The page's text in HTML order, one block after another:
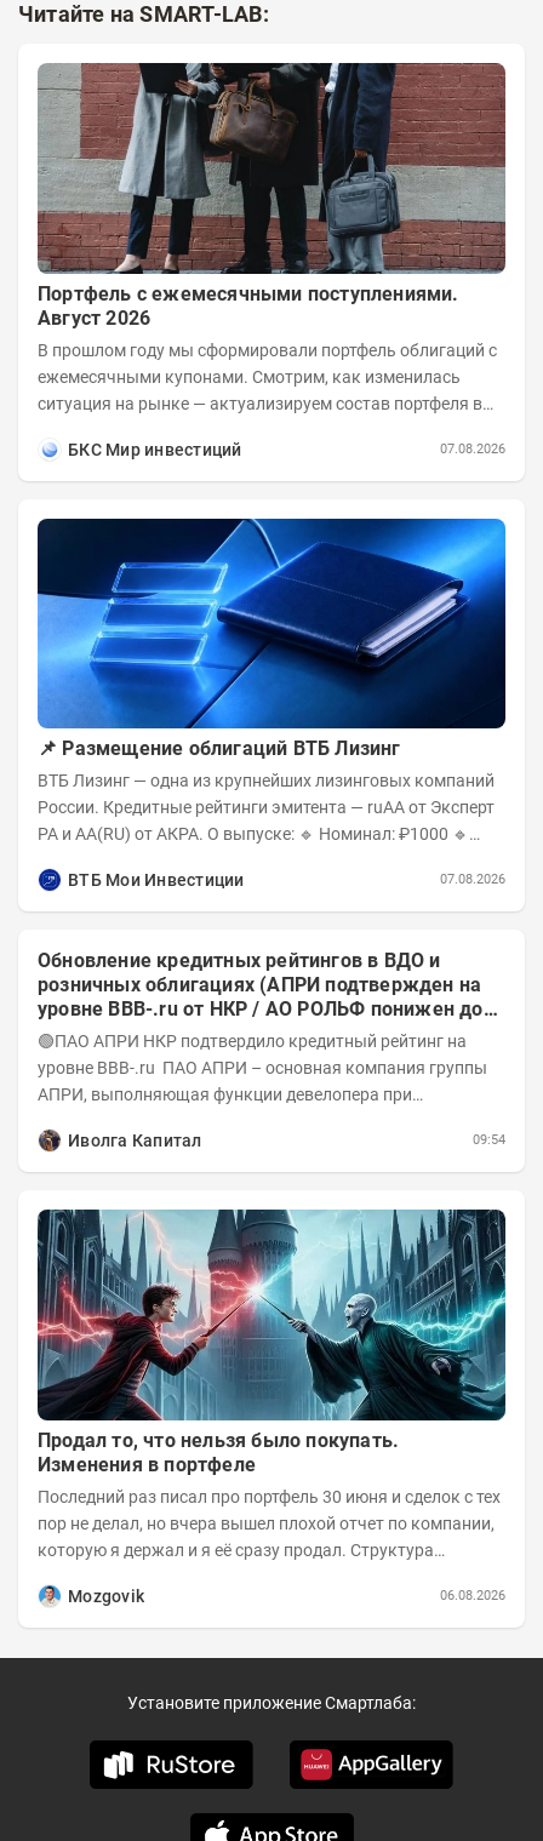
Читайте на SMART-LAB:
Портфель с ежемесячными поступлениями.
Август 2026
В прошлом году мы сформировали портфель облигаций с
ежемесячными купонами. Смотрим, как изменилась
ситуация на рынке — актуализируем состав портфеля в
БКС Мир инвестиций
07.08.2026
📌 Размещение облигаций ВТБ Лизинг
ВТБ Лизинг — одна из крупнейших лизинговых компаний
России. Кредитные рейтинги эмитента — ruAA от Эксперт
РА и AA(RU) от АКРА. О выпуске: 🔹 Номинал: ₽1000 🔹
ВТБ Мои Инвестиции
07.08.2026
Обновление кредитных рейтингов в ВДО и
розничных облигациях (АПРИ подтвержден на
уровне BBB-.ru от НКР / АО РОЛЬФ понижен до
А-(RU) / Элит Строй присвоен на уровне BBB.ru)
🟢ПАО АПРИ НКР подтвердило кредитный рейтинг на
уровне BBB-.ru ПАО АПРИ – основная компания группы
АПРИ, выполняющая функции девелопера при
Иволга Капитал
09:54
Продал то, что нельзя было покупать.
Изменения в портфеле
Последний раз писал про портфель 30 июня и сделок с тех
пор не делал, но вчера вышел плохой отчет по компании,
которую я держал и я её сразу продал. Структура
Mozgovik
06.08.2026
Установите приложение Смартлаба: